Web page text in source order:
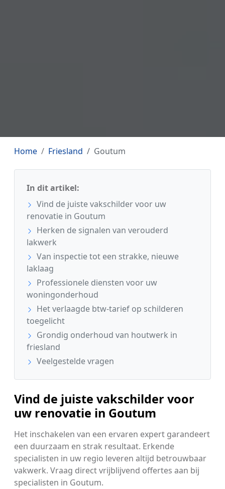
Home Friesland Goutum
In dit artikel:
Vind de juiste vakschilder voor uw
renovatie in Goutum
Herken de signalen van verouderd
lakwerk
Van inspectie tot een strakke, nieuwe
laklaag
Professionele diensten voor uw
woningonderhoud
Het verlaagde btw-tarief op schilderen
toegelicht
Grondig onderhoud van houtwerk in
friesland
Veelgestelde vragen
Vind de juiste vakschilder voor
uw renovatie in Goutum
Het inschakelen van een ervaren expert garandeert
een duurzaam en strak resultaat. Erkende
specialisten in uw regio leveren altijd betrouwbaar
vakwerk. Vraag direct vrijblijvend offertes aan bij
specialisten in Goutum.